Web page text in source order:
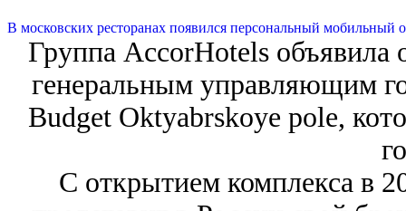
В московских ресторанах появился персональный мобильный
Группа AccorHotels объявила
генеральным управляющим
Budget Oktyabrskoye pole,
С открытием комплекса в